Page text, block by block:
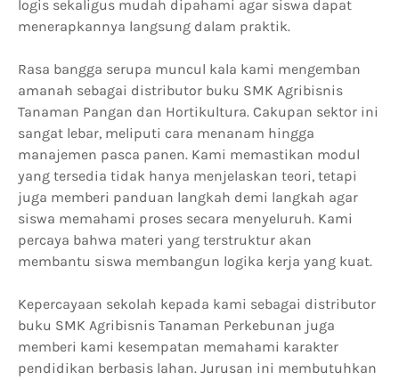
logis sekaligus mudah dipahami agar siswa dapat
menerapkannya langsung dalam praktik.
Rasa bangga serupa muncul kala kami mengemban
amanah sebagai distributor buku SMK Agribisnis
Tanaman Pangan dan Hortikultura. Cakupan sektor ini
sangat lebar, meliputi cara menanam hingga
manajemen pasca panen. Kami memastikan modul
yang tersedia tidak hanya menjelaskan teori, tetapi
juga memberi panduan langkah demi langkah agar
siswa memahami proses secara menyeluruh. Kami
percaya bahwa materi yang terstruktur akan
membantu siswa membangun logika kerja yang kuat.
Kepercayaan sekolah kepada kami sebagai distributor
buku SMK Agribisnis Tanaman Perkebunan juga
memberi kami kesempatan memahami karakter
pendidikan berbasis lahan. Jurusan ini membutuhkan